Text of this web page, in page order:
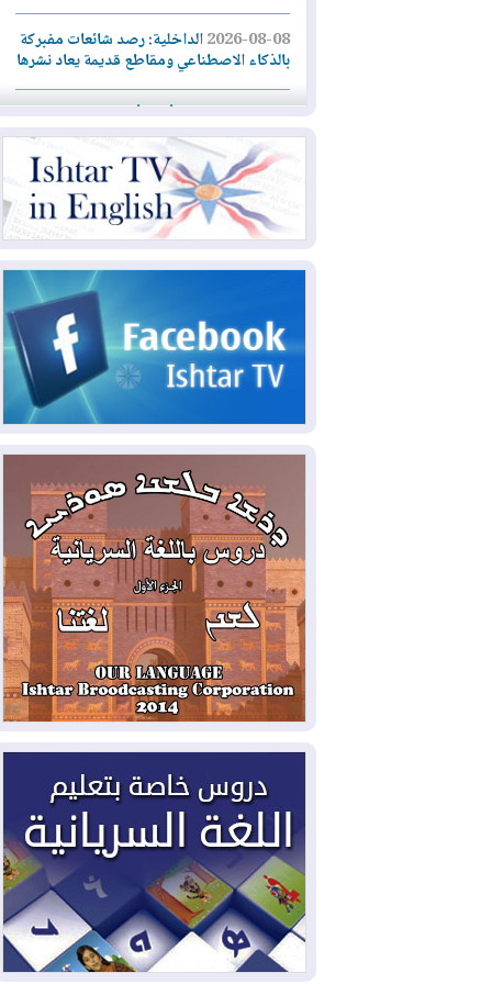
2026-08-08الداخلية: رصد شائعات مفبركة
بالذكاء الاصطناعي ومقاطع قديمة يعاد نشرها
2026-08-08دعم أمني أمريكي بمليار دولار
لإدارة رئيس كولومبيا الجديد
2026-08-07حكومة إقليم كوردستان ترفض
قرار "دانة غاز" و"نفط الهلال" بتزويد بغداد
بالغاز دون موافقتها
القوات المسلحة العراقية: خطة
أمنية لإجهاض هجمة محتملة على السعودية
2026-08-07الاستخبارات الأميركية: بوتين
قد يختبر تماسك الناتو بهجوم محدود
"إدارة الدولة": أكدنا دعم تنفيذ البرنامج
الحكومي وأهمية حصر السلاح
2026-08-06ائتلاف ادارة الدولة: من
يقومون بسلوك يهدد امن البلاد خارجون عن
القانون يجب محاربتهم
2026-08-06بعد هجومين قرب باب المندب..
تحذيرات من تصعيد يهدد الملاحة في البحر
الأحمر
2026-08-06مئات القاصرين بلا مأوى.. أزمة
سبتة تتصاعد وتضغط على مدريد
2026-08-05
لمدة عام.. بدء توريد 100
مليون قدم مكعب يومياً من غاز كورمور في
إقليم كوردستان إلى وزارة الكهرباء العراقية
2026-08-05
15كارثة بيئية ومناخية ترسم
ملامح أخطر التحديات التي تواجه العراق
اليوم